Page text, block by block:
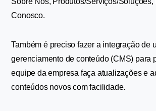
Conosco.
Também é preciso fazer a integração de
gerenciamento de conteúdo (CMS) para
equipe da empresa faça atualizações e
conteúdos novos com facilidade.